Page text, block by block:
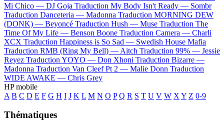
Mi Chico — DJ Goja Traduction My Body Isn't Ready — Sombr
Traduction Danceteria — Madonna Traduction MORNING DEW
(DONK) — Beyoncé Traduction Hush — Muse Traduction The
Time Of My Life — Benson Boone Traduction Camera — Charli
XCX Traduction Happiness is So Sad — Swedish House Mafia
Traduction RMB (Ring My Bell) — Aitch Traduction 99% — Jessie
Reyez Traduction YOYO — Don Xhoni Traduction Bizarre —
Madonna Traduction Van Cleef Pt 2 — Malie Donn Traduction
WIDE AWAKE — Chris Grey
HP mobile
A B C D E F G H I J K L M N O P Q R S T U V W X Y Z 0-9
Thématiques